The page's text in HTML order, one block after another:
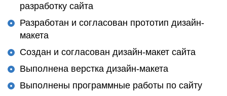
разработку сайта
Разработан и согласован прототип дизайн-
макета
Создан и согласован дизайн-макет сайта
Выполнена верстка дизайн-макета
Выполнены программные работы по сайту